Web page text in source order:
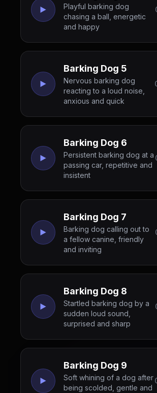
Playful barking dog
chasing a ball, energetic
and happy
Barking Dog 5
Nervous barking dog
reacting to a loud noise,
anxious and quick
Barking Dog 6
Persistent barking dog at a
passing car, repetitive and
insistent
Barking Dog 7
Barking dog calling out to
a fellow canine, friendly
and inviting
Barking Dog 8
Startled barking dog by a
sudden loud sound,
surprised and sharp
Barking Dog 9
Soft whining of a dog after
being scolded, gentle and